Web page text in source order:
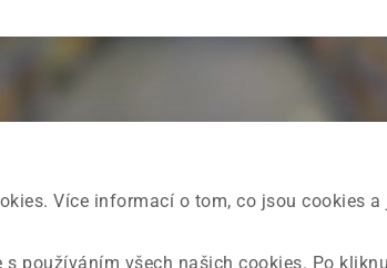
Více informací o tom, co jsou cookies a
používáním všech našich cookies. Po